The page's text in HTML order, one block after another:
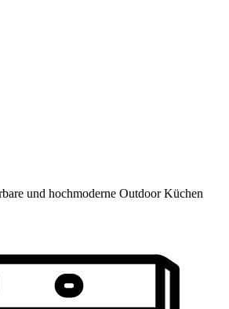
und hochmoderne Outdoor Küchen